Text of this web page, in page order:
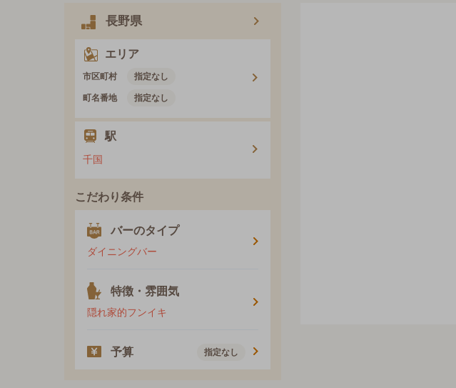
長野県
エリア
市区町村 指定なし
町名番地 指定なし
駅
千国
こだわり条件
バーのタイプ
ダイニングバー
特徴・雰囲気
隠れ家的フンイキ
予算 指定なし